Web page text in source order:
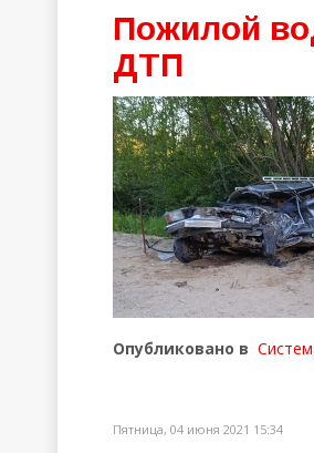
Пожилой
ДТП
Опубликовано в
Пятница, 04 июня 2021 15:34